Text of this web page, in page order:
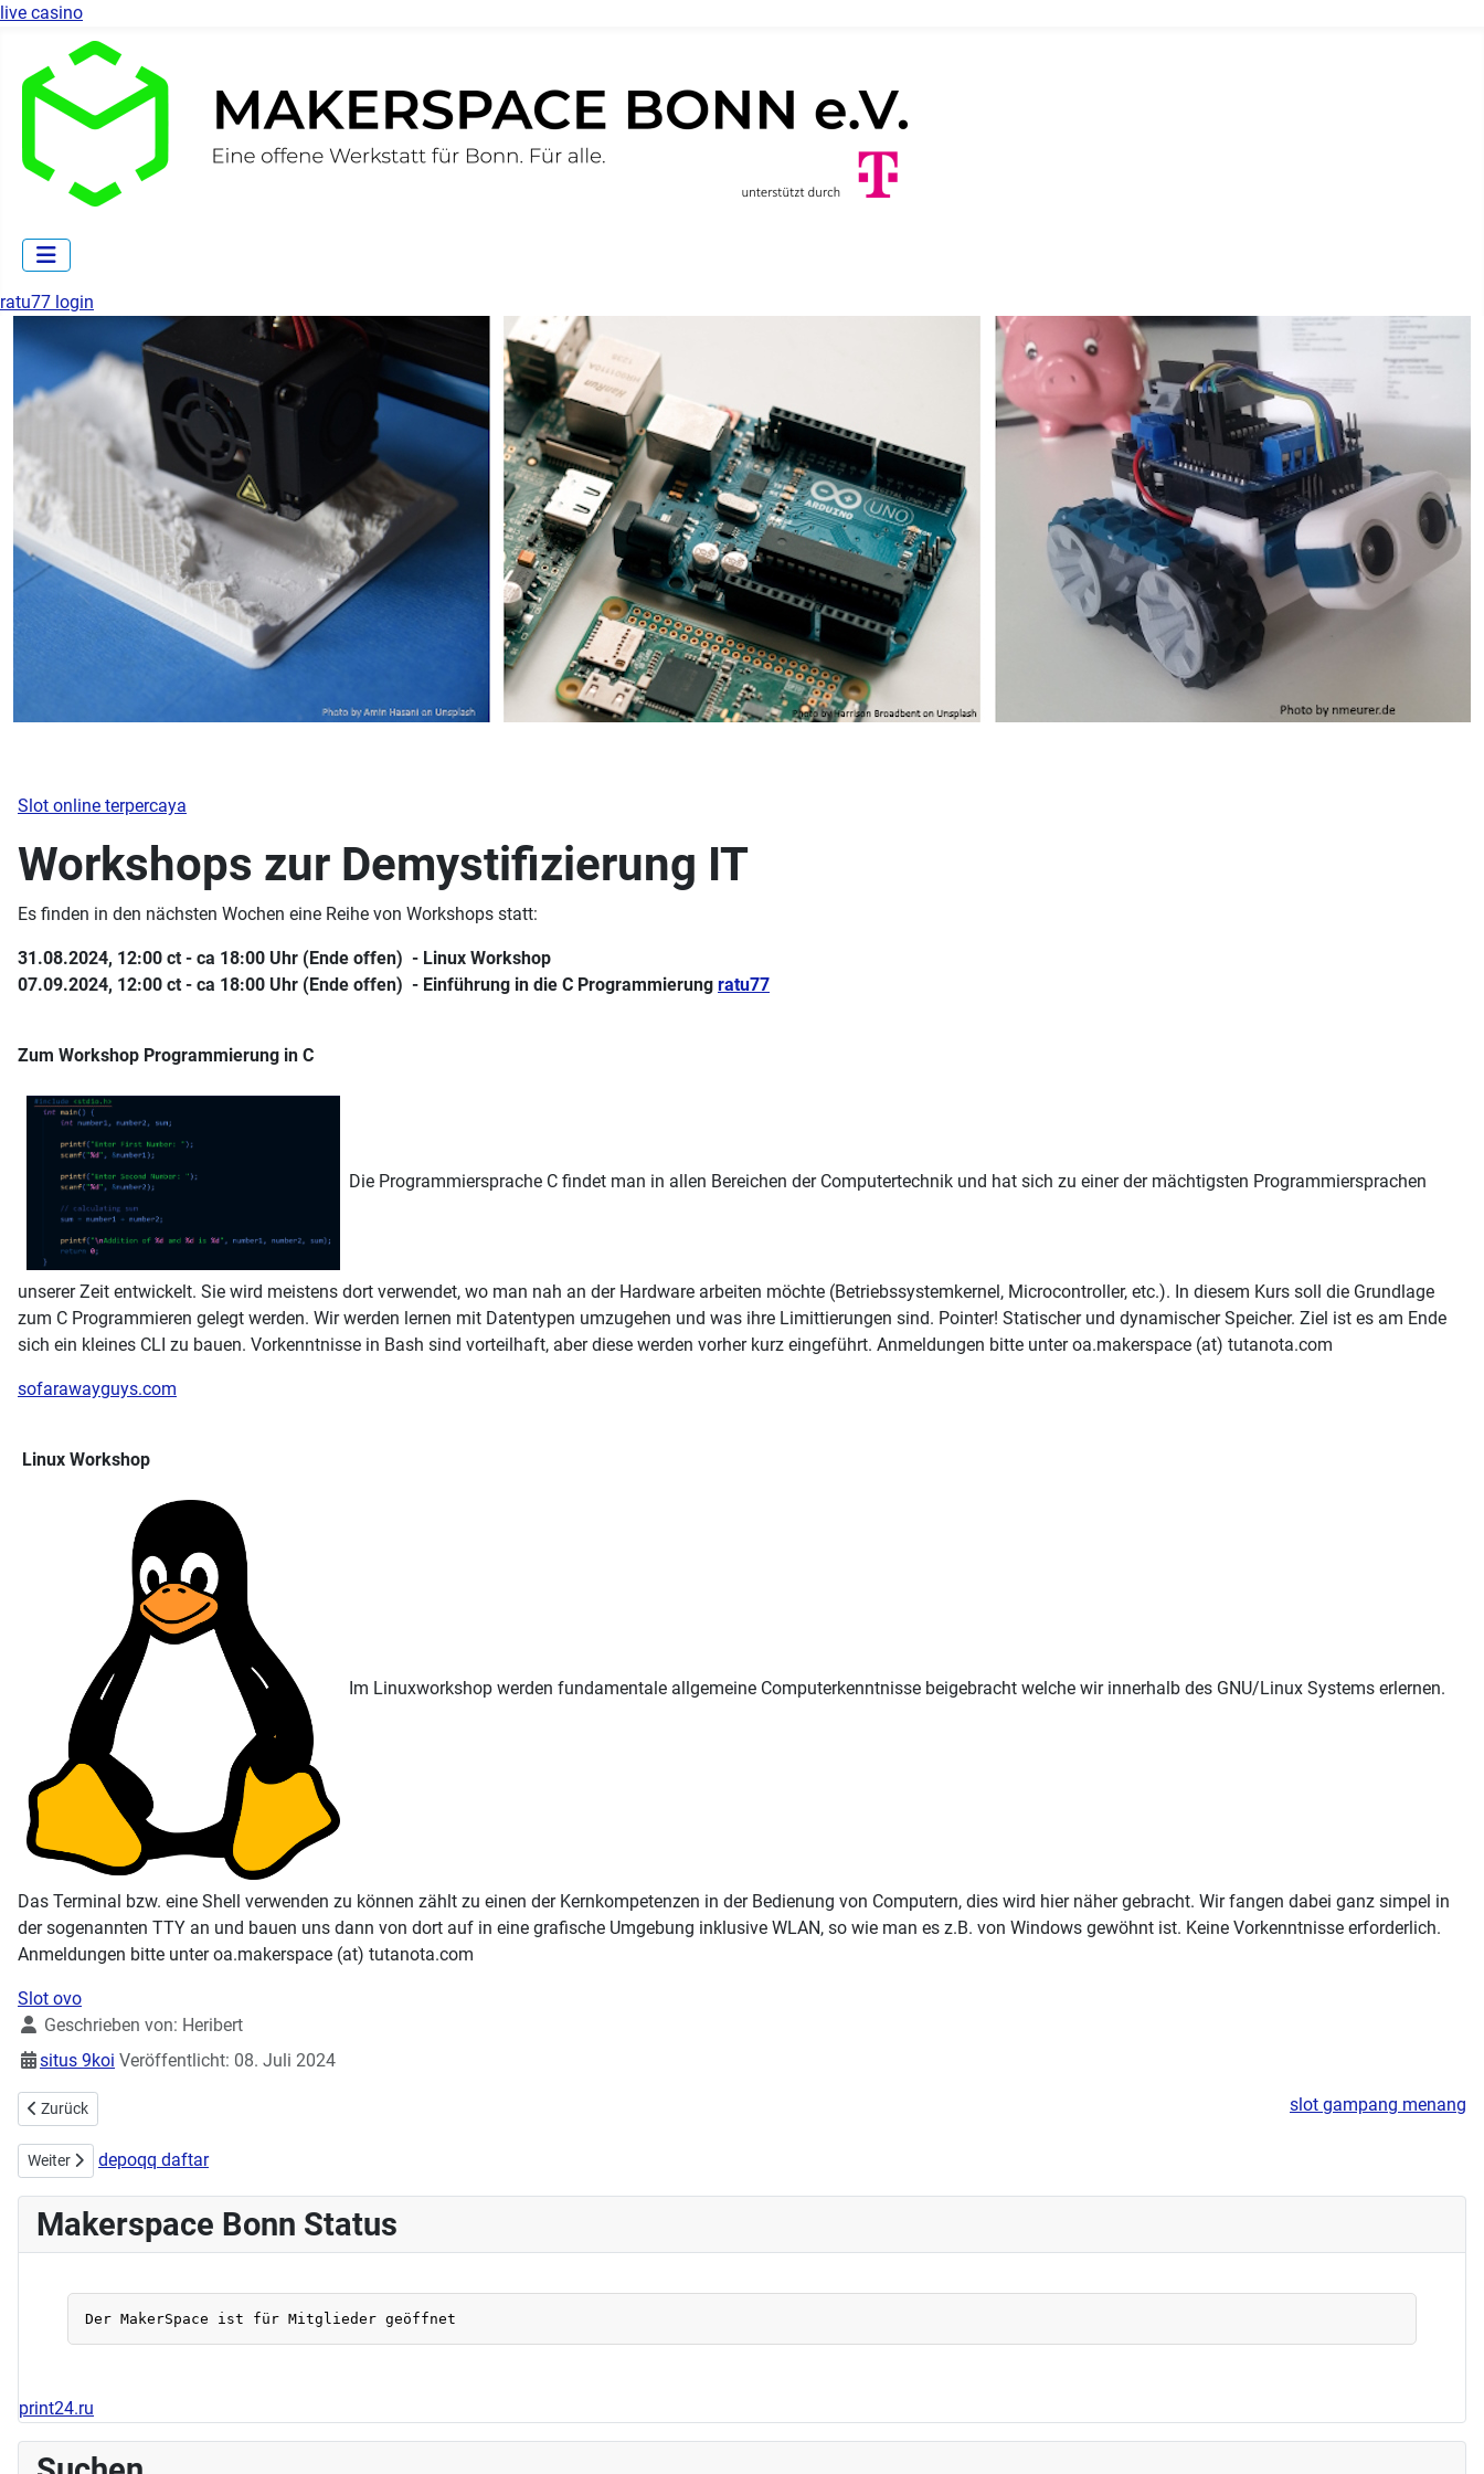
live casino
ratu77 login
Slot online terpercaya
Workshops zur Demystifizierung IT
Es finden in den nächsten Wochen eine Reihe von Workshops statt:
31.08.2024, 12:00 ct - ca 18:00 Uhr (Ende offen) - Linux Workshop
07.09.2024, 12:00 ct - ca 18:00 Uhr (Ende offen) - Einführung in die C Programmierung ratu77
Zum Workshop Programmierung in C
Die Programmiersprache C findet man in allen Bereichen der Computertechnik und hat sich zu einer der mächtigsten Programmiersprachen
unserer Zeit entwickelt. Sie wird meistens dort verwendet, wo man nah an der Hardware arbeiten möchte (Betriebssystemkernel, Microcontroller, etc.). In diesem Kurs soll die Grundlage
zum C Programmieren gelegt werden. Wir werden lernen mit Datentypen umzugehen und was ihre Limittierungen sind. Pointer! Statischer und dynamischer Speicher. Ziel ist es am Ende
sich ein kleines CLI zu bauen. Vorkenntnisse in Bash sind vorteilhaft, aber diese werden vorher kurz eingeführt. Anmeldungen bitte unter oa.makerspace (at) tutanota.com
sofarawayguys.com
Linux Workshop
Im Linuxworkshop werden fundamentale allgemeine Computerkenntnisse beigebracht welche wir innerhalb des GNU/Linux Systems erlernen.
Das Terminal bzw. eine Shell verwenden zu können zählt zu einen der Kernkompetenzen in der Bedienung von Computern, dies wird hier näher gebracht. Wir fangen dabei ganz simpel in
der sogenannten TTY an und bauen uns dann von dort auf in eine grafische Umgebung inklusive WLAN, so wie man es z.B. von Windows gewöhnt ist. Keine Vorkenntnisse erforderlich.
Anmeldungen bitte unter oa.makerspace (at) tutanota.com
Slot ovo
DetailsGeschrieben von: Heribert
situs 9koi Veröffentlicht: 08. Juli 2024
Vorheriger Beitrag: Handarbeitstreff am 06.10 10:00 - 14:00
Zurück slot gampang menang
Nächster Beitrag: Workshop Schmuck und Patches am 23.06.2024
Weiter depoqq daftar
Makerspace Bonn Status
print24.ru